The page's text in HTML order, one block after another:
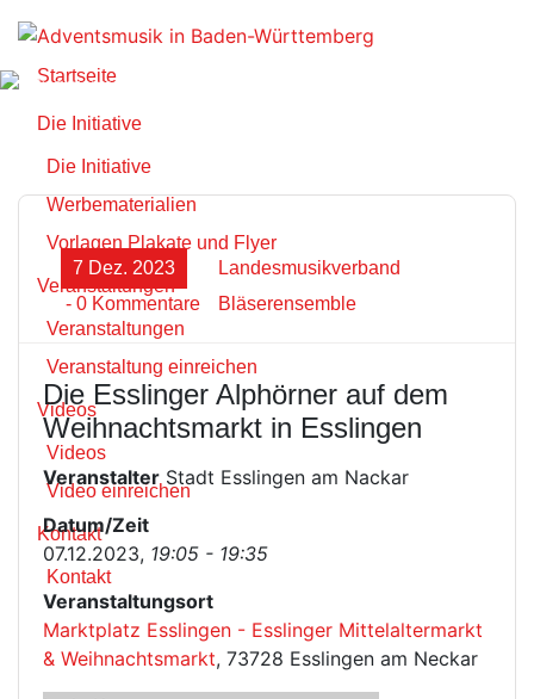
Inhalt
springenStartseite
Die Initiative
Die Initiative
Werbematerialien
Vorlagen Plakate und Flyer
Veranstaltungen
Veranstaltungen
Veranstaltung einreichen
Videos
Videos
Video einreichen
Kontakt
Kontakt
7 Dez. 2023
Landesmusikverband
- 0 Kommentare
Bläserensemble
Die Esslinger Alphörner auf dem
Weihnachtsmarkt in Esslingen
VeranstalterStadt Esslingen am Nackar
Datum/Zeit
07.12.2023, 19:05 - 19:35
Veranstaltungsort
Marktplatz Esslingen - Esslinger Mittelaltermarkt
& Weihnachtsmarkt, 73728 Esslingen am Neckar